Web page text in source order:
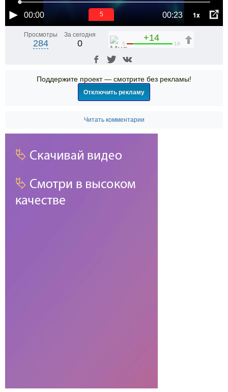
00:00 00:23 1x
5
Просмотры
284
За сегодня
0
+14
5 19
Поддержите проект — смотрите без рекламы!
Отключить рекламу
Читать комментарии